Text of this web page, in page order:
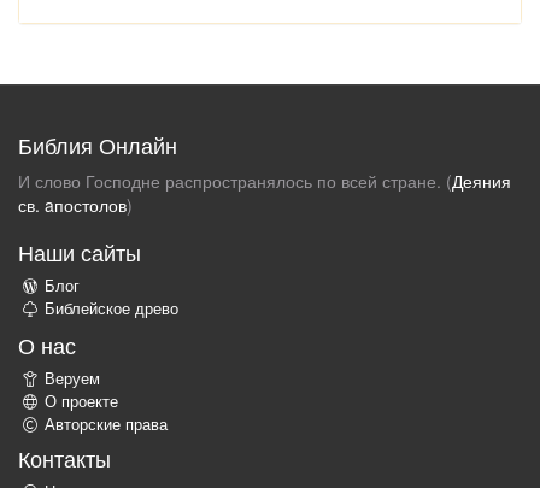
Библия Онлайн
И слово Господне распространялось по всей стране. (Деяния
св. aпостолов)
Наши сайты
Блог
Библейское древо
О нас
Веруем
О проекте
Авторские права
Контакты